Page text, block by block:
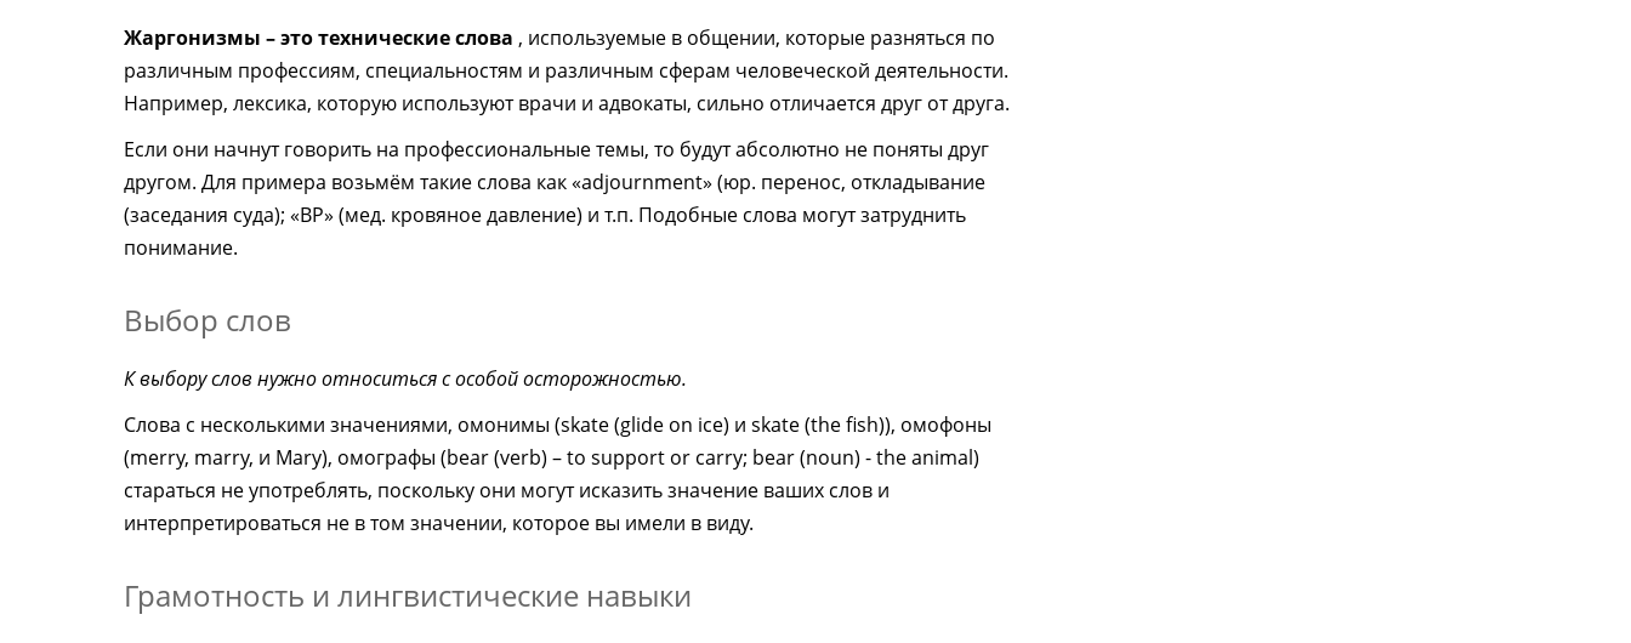
Жаргонизмы – это технические слова , используемые в общении, которые разняться по
различным профессиям, специальностям и различным сферам человеческой деятельности.
Например, лексика, которую используют врачи и адвокаты, сильно отличается друг от друга.
Если они начнут говорить на профессиональные темы, то будут абсолютно не поняты друг
другом. Для примера возьмём такие слова как «adjournment» (юр. перенос, откладывание
(заседания суда); «BP» (мед. кровяное давление) и т.п. Подобные слова могут затруднить
понимание.
Выбор слов
К выбору слов нужно относиться с особой осторожностью.
Слова с несколькими значениями, омонимы (skate (glide on ice) и skate (the fish)), омофоны
(merry, marry, и Mary), омографы (bear (verb) – to support or carry; bear (noun) - the animal)
стараться не употреблять, поскольку они могут исказить значение ваших слов и
интерпретироваться не в том значении, которое вы имели в виду.
Грамотность и лингвистические навыки